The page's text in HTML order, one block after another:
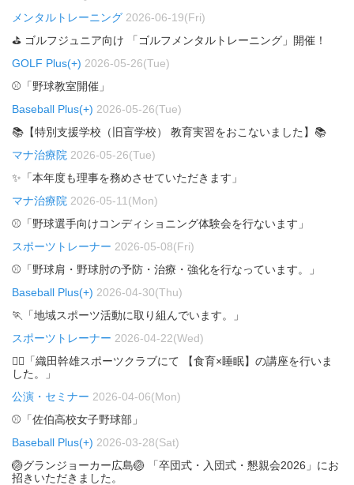
メンタルトレーニング 2026-06-19(Fri)
⛳ ゴルフジュニア向け 「ゴルフメンタルトレーニング」開催！
GOLF Plus(+) 2026-05-26(Tue)
⚾「野球教室開催」
Baseball Plus(+) 2026-05-26(Tue)
📚【特別支援学校（旧盲学校） 教育実習をおこないました】📚
マナ治療院 2026-05-26(Tue)
✨「本年度も理事を務めさせていただきます」
マナ治療院 2026-05-11(Mon)
⚾「野球選手向けコンディショニング体験会を行ないます」
スポーツトレーナー 2026-05-08(Fri)
⚾「野球肩・野球肘の予防・治療・強化を行なっています。」
Baseball Plus(+) 2026-04-30(Thu)
🏃「地域スポーツ活動に取り組んでいます。」
スポーツトレーナー 2026-04-22(Wed)
🏃‍♂️「織田幹雄スポーツクラブにて 【食育×睡眠】の講座を行いま
した。」
公演・セミナー 2026-04-06(Mon)
⚾「佐伯高校女子野球部」
Baseball Plus(+) 2026-03-28(Sat)
🏐グランジョーカー広島🏐 「卒団式・入団式・懇親会2026」にお
招きいただきました。